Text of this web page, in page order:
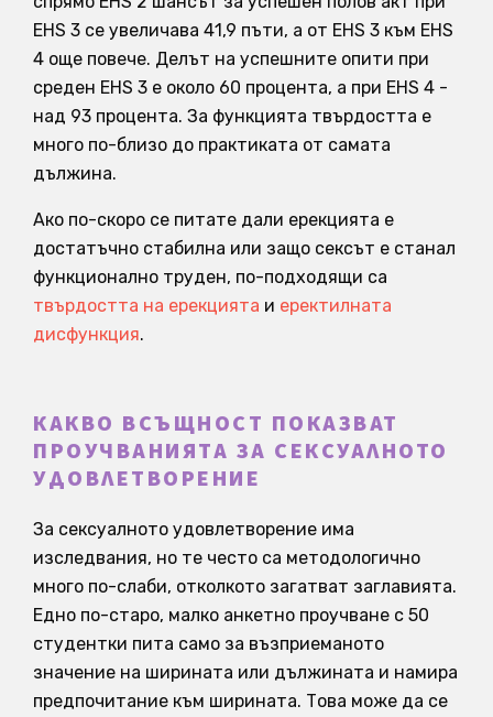
EHS 3 се увеличава 41,9 пъти, а от EHS 3 към EHS
4 още повече. Делът на успешните опити при
среден EHS 3 е около 60 процента, а при EHS 4 -
над 93 процента. За функцията твърдостта е
много по-близо до практиката от самата
дължина.
Ако по-скоро се питате дали ерекцията е
достатъчно стабилна или защо сексът е станал
функционално труден, по-подходящи са
твърдостта на ерекцията и еректилната
дисфункция.
КАКВО ВСЪЩНОСТ ПОКАЗВАТ
ПРОУЧВАНИЯТА ЗА СЕКСУАЛНОТО
УДОВЛЕТВОРЕНИЕ
За сексуалното удовлетворение има
изследвания, но те често са методологично
много по-слаби, отколкото загатват заглавията.
Едно по-старо, малко анкетно проучване с 50
студентки пита само за възприеманото
значение на ширината или дължината и намира
предпочитание към ширината. Това може да се